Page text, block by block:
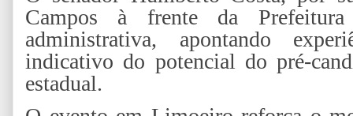
Campos à frente da
administrativa, apontando
indicativo do potencial do pré-
estadual.